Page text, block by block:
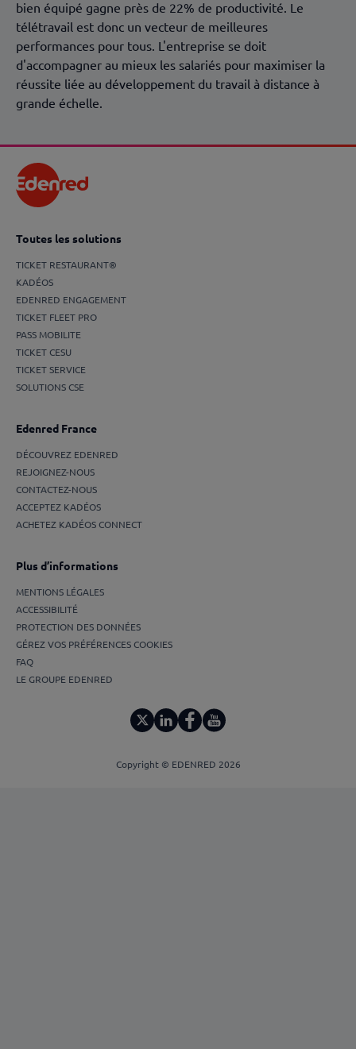
bien équipé gagne près de 22% de productivité. Le
télétravail est donc un vecteur de meilleures
performances pour tous. L'entreprise se doit
d'accompagner au mieux les salariés pour maximiser la
réussite liée au développement du travail à distance à
grande échelle.
Toutes les solutions
TICKET RESTAURANT®
KADÉOS
EDENRED ENGAGEMENT
TICKET FLEET PRO
PASS MOBILITE
TICKET CESU
TICKET SERVICE
SOLUTIONS CSE
Edenred France
DÉCOUVREZ EDENRED
REJOIGNEZ-NOUS
CONTACTEZ-NOUS
ACCEPTEZ KADÉOS
ACHETEZ KADÉOS CONNECT
Plus d’informations
MENTIONS LÉGALES
ACCESSIBILITÉ
PROTECTION DES DONNÉES
GÉREZ VOS PRÉFÉRENCES COOKIES
FAQ
LE GROUPE EDENRED
Copyright © EDENRED 2026